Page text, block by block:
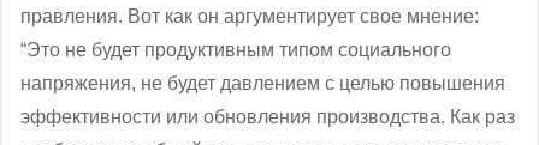
правления. Вот как он аргументирует свое мнение:
“Это не будет продуктивным типом социального
напряжения, не будет давлением с целью повышения
эффективности или обновления производства. Как раз